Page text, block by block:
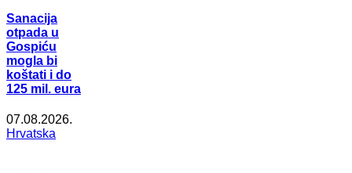
Sanacija
otpada u
Gospiću
mogla bi
koštati i do
125 mil. eura
07.08.2026.
Hrvatska